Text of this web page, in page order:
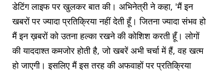
डेटिंग लाइफ पर खुलकर बात की। अभिनेत्री ने कहा, 'मैं इन
खबरों पर ज्यादा प्रतिक्रिया नहीं देती हूँ। जितना ज्यादा संभव हो
मैं इन ख़बरों को उतना हल्का रखने की कोशिश करती हूँ। लोगों
की याददाश्त कमजोर होती है, जो खबरें अभी चर्चा में हैं, वह खत्म
हो जाएगी। इसलिए मैं इस तरह की अफवाहों पर प्रतिक्रिया